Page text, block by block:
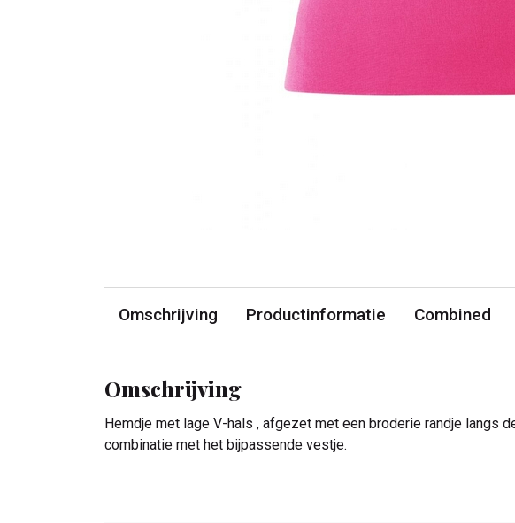
Omschrijving Productinformatie Combined
Omschrijving
Hemdje met lage V-hals , afgezet met een broderie randje langs
combinatie met het bijpassende vestje.